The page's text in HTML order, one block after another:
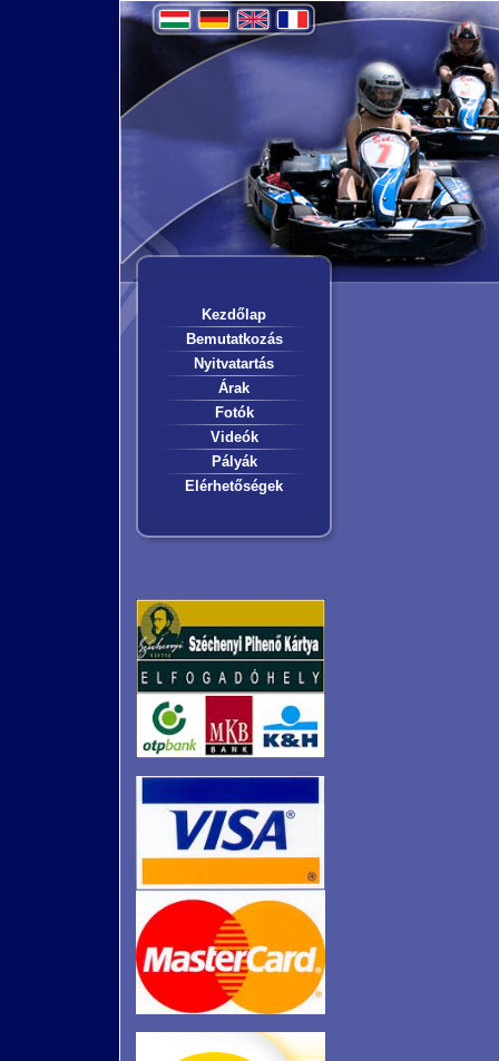
Kezdőlap
Bemutatkozás
Nyitvatartás
Árak
Fotók
Videók
Pályák
Elérhetőségek